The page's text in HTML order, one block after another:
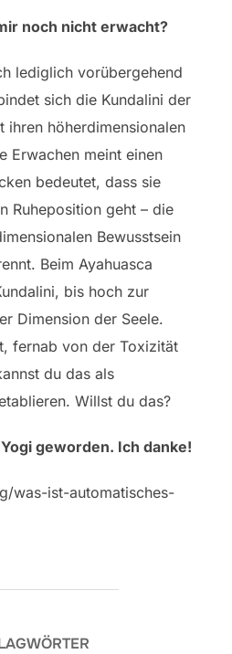
noch nicht erwacht?
lediglich vorübergehend
sich die Kundalini der
ihren höherdimensionalen
Erwachen meint einen
bedeutet, dass sie
Ruheposition geht – die
Bewusstsein
Beim Ayahuasca
bis hoch zur
Dimension der Seele.
fernab von der Toxizität
du das als
Willst du das?
geworden. Ich danke!
was-ist-automatisches-